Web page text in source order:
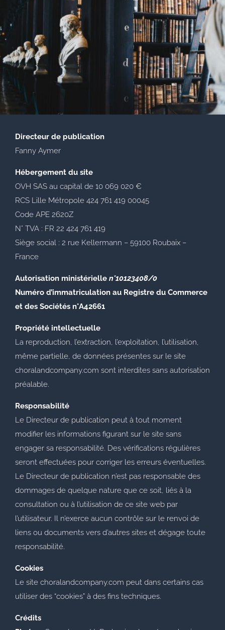
Directeur de publication
Fanny Aymer
Hébergement du site
OVH SAS au capital de 10 069 020 €
RCS Lille Métropole 424 761 419 00045
Code APE 2620Z
N° TVA : FR 22 424 761 419
Siège social : 2 rue Kellermann – 59100 Roubaix –
France
Autorisation ministérielle n°10123408/0
Numéro d’immatriculation au Registre du Commerce
et des Sociétés n°A42661
Propriété intellectuelle
La reproduction, l’extraction, l’exploitation, l’utilisation,
même partielle, de données présentes sur le site
choralandcompany.com sont interdites sans autorisation
préalable.
Responsabilité
Le Directeur de publication peut à tout moment
modifier les informations figurant sur le site sans
engager sa responsabilité. Des vérifications régulières
seront effectuées pour corriger les erreurs éventuelles.
Le Directeur de publication n’est pas responsable des
dommages de quelque nature que ce soit, liés à la
consultation ou à l’utilisation de ce site web par
l’utilisateur. Il n’exerce aucun contrôle sur le renvoi de
liens ou documents vers d’autres sites et dégage toute
responsabilité.
Cookies
Le site choralandcompany.com peut dans certains cas
utiliser des “cookies” à des fins techniques.
Crédits